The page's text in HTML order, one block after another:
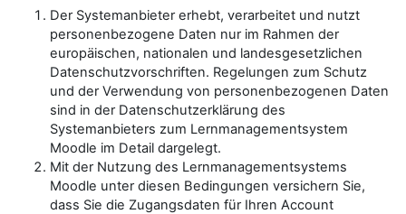
Der Systemanbieter erhebt, verarbeitet und nutzt
personenbezogene Daten nur im Rahmen der
europäischen, nationalen und landesgesetzlichen
Datenschutzvorschriften. Regelungen zum Schutz
und der Verwendung von personenbezogenen Daten
sind in der Datenschutzerklärung des
Systemanbieters zum Lernmanagementsystem
Moodle im Detail dargelegt.
Mit der Nutzung des Lernmanagementsystems
Moodle unter diesen Bedingungen versichern Sie,
dass Sie die Zugangsdaten für Ihren Account